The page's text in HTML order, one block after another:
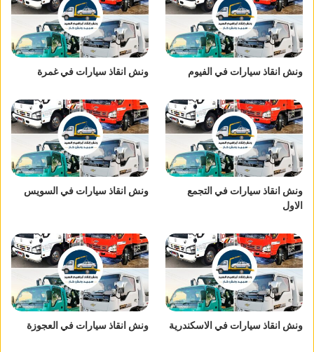
ونش انقاذ سيارات في الفيوم ونش انقاذ سيارات في غمرة
ونش انقاذ سيارات في التجمع
الاول
ونش انقاذ سيارات في السويس
ونش انقاذ سيارات في الاسكندرية ونش انقاذ سيارات في العجوزة